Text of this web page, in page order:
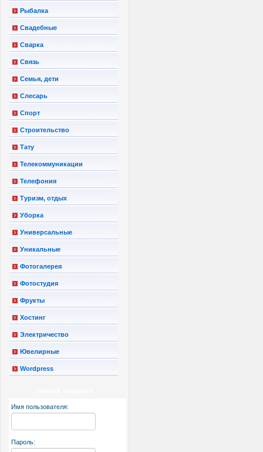
Рыбалка
Свадебные
Сварка
Связь
Семья, дети
Слесарь
Спорт
Строительство
Тату
Телекоммуникации
Телефония
Туризм, отдых
Уборка
Универсальные
Уникальные
Фотогалерея
Фотостудия
Фрукты
Хостинг
Электричество
Ювелирные
Wordpress
Имя пользователя:
Пароль: